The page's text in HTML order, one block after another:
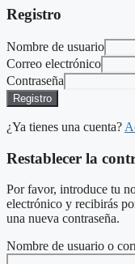
Registro
Nombre de usuario
Correo electrónico
Contraseña
Registro
¿Ya tienes una cuenta?
Restablecer la
Por favor, introduce tu
electrónico y recibirás
una nueva contraseña.
Nombre de usuario o